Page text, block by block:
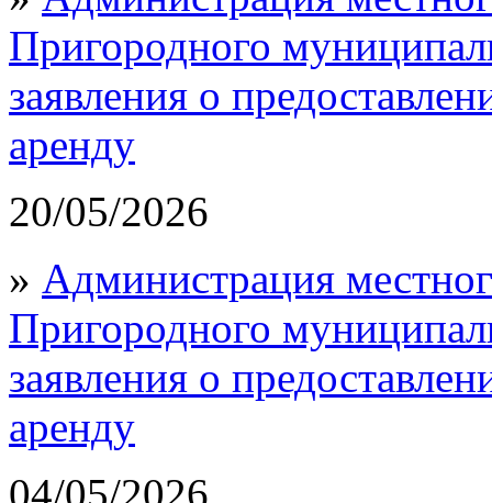
Пригородного
заявления о
аренду
20/05/2026
» Администрация
Пригородного
заявления о
аренду
04/05/2026